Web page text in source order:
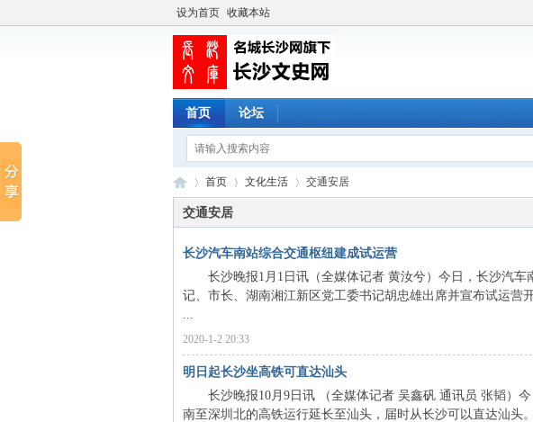
设为首页 收藏本站
首页 论坛
›
首页
›
文化生活
›
交通安居
交通安居
长沙汽车南站综合交通枢纽建成试运营
长沙晚报1月1日讯（全媒体记者 黄汝兮）今日，长沙汽车
记、市长、湖南湘江新区党工委书记胡忠雄出席并宣布试运
...
2020-1-2 20:33
明日起长沙坐高铁可直达汕头
长沙晚报10月9日讯 （全媒体记者 吴鑫矾 通讯员 张韬）今
南至深圳北的高铁运行延长至汕头，届时从长沙可以直达汕